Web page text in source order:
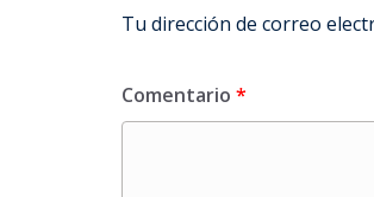
Tu dirección de correo
Comentario *